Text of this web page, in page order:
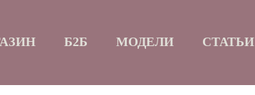
Б2Б МОДЕЛИ СТАТЬИ